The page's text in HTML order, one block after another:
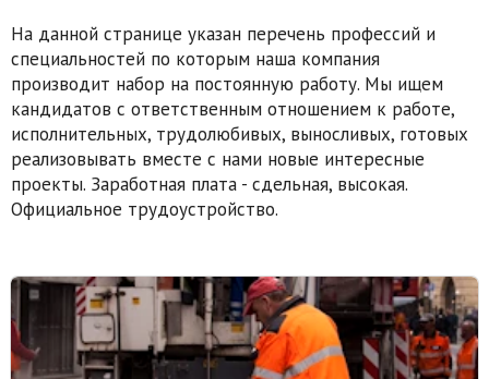
На данной странице указан перечень профессий и
специальностей по которым наша компания
производит набор на постоянную работу. Мы ищем
кандидатов с ответственным отношением к работе,
исполнительных, трудолюбивых, выносливых, готовых
реализовывать вместе с нами новые интересные
проекты. Заработная плата - сдельная, высокая.
Официальное трудоустройство.